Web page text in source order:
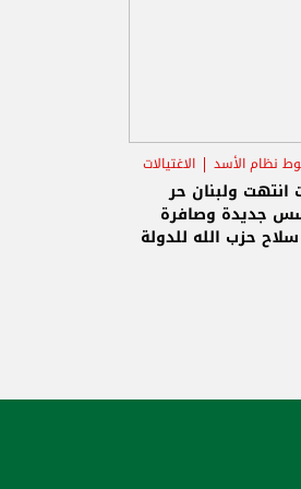
نظام الأسد الاغتيالات
انتهت ولبنان حر
جديدة وصافرة
حزب الله للدولة